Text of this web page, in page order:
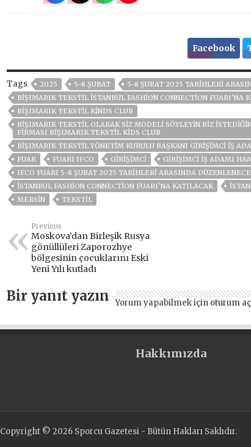
Facebook
Tags 2025 5-8 ŞUBAT
5-8 ŞUBAT 2025 TARIHLERI
BİŞIMARIK TEKSTİL İSTANBUL FASHİON CONNECTİON FUARI’NA
BIŞIMARIK TEKSTIL KINDS CLUB
BIŞIMARIK TEKSTIL OLARAK SIZ MODELI SÖYLEYIN BIZ
FIRMASI BIŞIMARIK TEKSTIL KIDS CLUB
BIŞIMARIK TEKSTIL YÖNETIM KURULU BAŞKANI GIRIŞIMCI İŞ
FUAR
FUARI IFCO GİRİŞİMCİ GIRIŞIMCI İŞ ADAMI
IFCO FUARI 5-8 ŞUBAT 2025 TARIHLERI ARASINDA
İSTANBUL FASHİON CONNECTİON FUARI’NA KATILACAK
MERSİN
TEKSTIL
Previous
Moskova’dan Birleşik Rusya
gönüllüleri Zaporozhye
bölgesinin çocuklarını Eski
Yeni Yılı kutladı
Bir yanıt yazın Yorum yapabilmek için oturum
Hakkımızda
Copyright © 2026 Sporcu Gazetesi - Bütün Hakları Saklıdır.